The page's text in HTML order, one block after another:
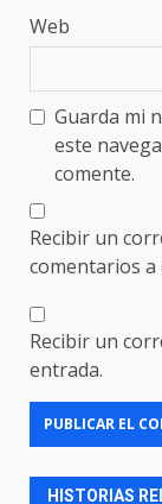
Web
Guarda mi
este
comente.
Recibir un
comentarios a
Recibir un
entrada.
HISTORIAS